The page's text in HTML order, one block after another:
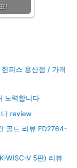
!
피스 용산점 / 가격
노력합니다
다 review
골드 리뷰 FD2764-
WISC-V 5판) 리뷰